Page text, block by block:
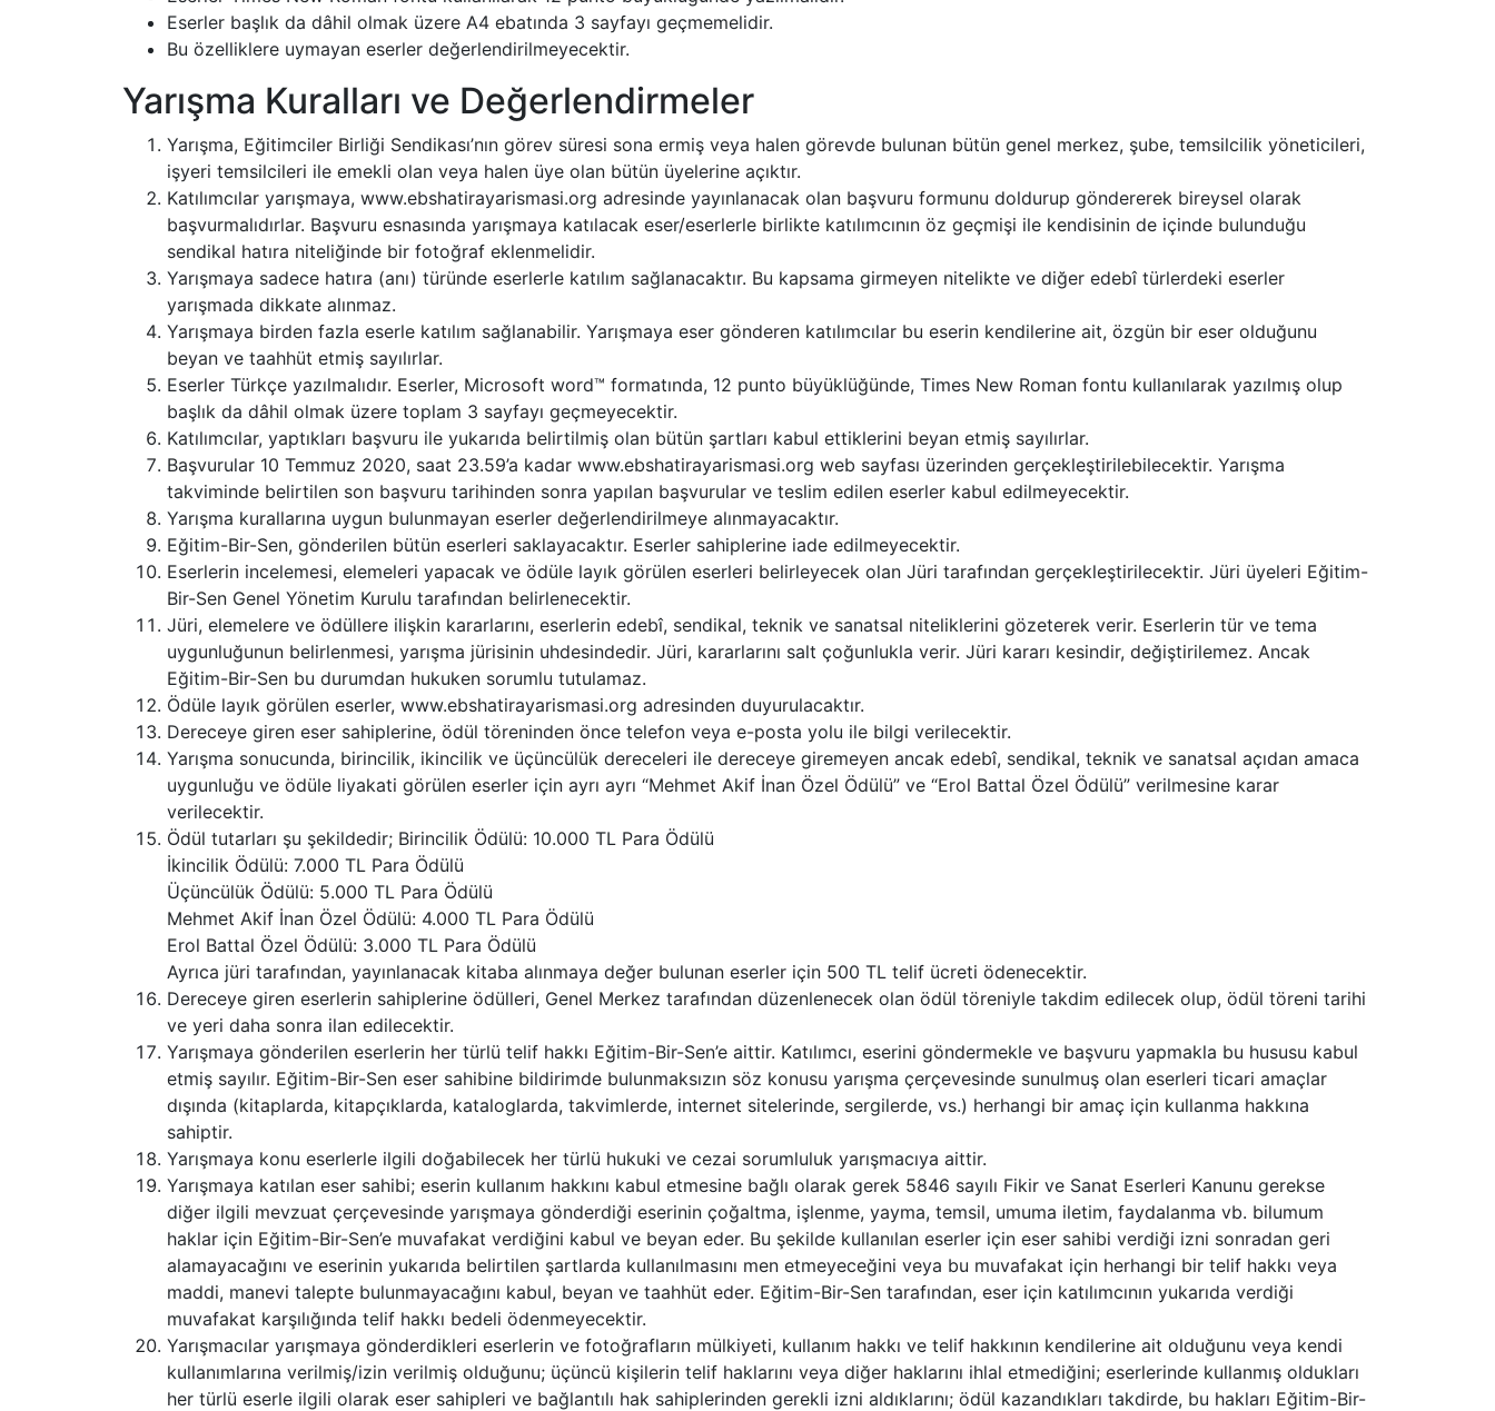
Eserler başlık da dâhil olmak üzere A4 ebatında 3 sayfayı geçmemelidir.
Bu özelliklere uymayan eserler değerlendirilmeyecektir.
Yarışma Kuralları ve Değerlendirmeler
Yarışma, Eğitimciler Birliği Sendikası’nın görev süresi sona ermiş veya halen görevde bulunan bütün genel merkez, şube, temsilcilik yöneticileri,
işyeri temsilcileri ile emekli olan veya halen üye olan bütün üyelerine açıktır.
Katılımcılar yarışmaya, www.ebshatirayarismasi.org adresinde yayınlanacak olan başvuru formunu doldurup göndererek bireysel olarak
başvurmalıdırlar. Başvuru esnasında yarışmaya katılacak eser/eserlerle birlikte katılımcının öz geçmişi ile kendisinin de içinde bulunduğu
sendikal hatıra niteliğinde bir fotoğraf eklenmelidir.
Yarışmaya sadece hatıra (anı) türünde eserlerle katılım sağlanacaktır. Bu kapsama girmeyen nitelikte ve diğer edebî türlerdeki eserler
yarışmada dikkate alınmaz.
Yarışmaya birden fazla eserle katılım sağlanabilir. Yarışmaya eser gönderen katılımcılar bu eserin kendilerine ait, özgün bir eser olduğunu
beyan ve taahhüt etmiş sayılırlar.
Eserler Türkçe yazılmalıdır. Eserler, Microsoft word™ formatında, 12 punto büyüklüğünde, Times New Roman fontu kullanılarak yazılmış olup
başlık da dâhil olmak üzere toplam 3 sayfayı geçmeyecektir.
Katılımcılar, yaptıkları başvuru ile yukarıda belirtilmiş olan bütün şartları kabul ettiklerini beyan etmiş sayılırlar.
Başvurular 10 Temmuz 2020, saat 23.59’a kadar www.ebshatirayarismasi.org web sayfası üzerinden gerçekleştirilebilecektir. Yarışma
takviminde belirtilen son başvuru tarihinden sonra yapılan başvurular ve teslim edilen eserler kabul edilmeyecektir.
Yarışma kurallarına uygun bulunmayan eserler değerlendirilmeye alınmayacaktır.
Eğitim-Bir-Sen, gönderilen bütün eserleri saklayacaktır. Eserler sahiplerine iade edilmeyecektir.
Eserlerin incelemesi, elemeleri yapacak ve ödüle layık görülen eserleri belirleyecek olan Jüri tarafından gerçekleştirilecektir. Jüri üyeleri Eğitim-
Bir-Sen Genel Yönetim Kurulu tarafından belirlenecektir.
Jüri, elemelere ve ödüllere ilişkin kararlarını, eserlerin edebî, sendikal, teknik ve sanatsal niteliklerini gözeterek verir. Eserlerin tür ve tema
uygunluğunun belirlenmesi, yarışma jürisinin uhdesindedir. Jüri, kararlarını salt çoğunlukla verir. Jüri kararı kesindir, değiştirilemez. Ancak
Eğitim-Bir-Sen bu durumdan hukuken sorumlu tutulamaz.
Ödüle layık görülen eserler, www.ebshatirayarismasi.org adresinden duyurulacaktır.
Dereceye giren eser sahiplerine, ödül töreninden önce telefon veya e-posta yolu ile bilgi verilecektir.
Yarışma sonucunda, birincilik, ikincilik ve üçüncülük dereceleri ile dereceye giremeyen ancak edebî, sendikal, teknik ve sanatsal açıdan amaca
uygunluğu ve ödüle liyakati görülen eserler için ayrı ayrı “Mehmet Akif İnan Özel Ödülü” ve “Erol Battal Özel Ödülü” verilmesine karar
verilecektir.
Ödül tutarları şu şekildedir; Birincilik Ödülü: 10.000 TL Para Ödülü
İkincilik Ödülü: 7.000 TL Para Ödülü
Üçüncülük Ödülü: 5.000 TL Para Ödülü
Mehmet Akif İnan Özel Ödülü: 4.000 TL Para Ödülü
Erol Battal Özel Ödülü: 3.000 TL Para Ödülü
Ayrıca jüri tarafından, yayınlanacak kitaba alınmaya değer bulunan eserler için 500 TL telif ücreti ödenecektir.
Dereceye giren eserlerin sahiplerine ödülleri, Genel Merkez tarafından düzenlenecek olan ödül töreniyle takdim edilecek olup, ödül töreni tarihi
ve yeri daha sonra ilan edilecektir.
Yarışmaya gönderilen eserlerin her türlü telif hakkı Eğitim-Bir-Sen’e aittir. Katılımcı, eserini göndermekle ve başvuru yapmakla bu hususu kabul
etmiş sayılır. Eğitim-Bir-Sen eser sahibine bildirimde bulunmaksızın söz konusu yarışma çerçevesinde sunulmuş olan eserleri ticari amaçlar
dışında (kitaplarda, kitapçıklarda, kataloglarda, takvimlerde, internet sitelerinde, sergilerde, vs.) herhangi bir amaç için kullanma hakkına
sahiptir.
Yarışmaya konu eserlerle ilgili doğabilecek her türlü hukuki ve cezai sorumluluk yarışmacıya aittir.
Yarışmaya katılan eser sahibi; eserin kullanım hakkını kabul etmesine bağlı olarak gerek 5846 sayılı Fikir ve Sanat Eserleri Kanunu gerekse
diğer ilgili mevzuat çerçevesinde yarışmaya gönderdiği eserinin çoğaltma, işlenme, yayma, temsil, umuma iletim, faydalanma vb. bilumum
haklar için Eğitim-Bir-Sen’e muvafakat verdiğini kabul ve beyan eder. Bu şekilde kullanılan eserler için eser sahibi verdiği izni sonradan geri
alamayacağını ve eserinin yukarıda belirtilen şartlarda kullanılmasını men etmeyeceğini veya bu muvafakat için herhangi bir telif hakkı veya
maddi, manevi talepte bulunmayacağını kabul, beyan ve taahhüt eder. Eğitim-Bir-Sen tarafından, eser için katılımcının yukarıda verdiği
muvafakat karşılığında telif hakkı bedeli ödenmeyecektir.
Yarışmacılar yarışmaya gönderdikleri eserlerin ve fotoğrafların mülkiyeti, kullanım hakkı ve telif hakkının kendilerine ait olduğunu veya kendi
kullanımlarına verilmiş/izin verilmiş olduğunu; üçüncü kişilerin telif haklarını veya diğer haklarını ihlal etmediğini; eserlerinde kullanmış oldukları
her türlü eserle ilgili olarak eser sahipleri ve bağlantılı hak sahiplerinden gerekli izni aldıklarını; ödül kazandıkları takdirde, bu hakları Eğitim-Bir-